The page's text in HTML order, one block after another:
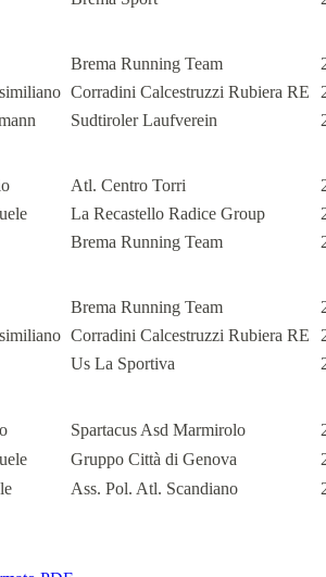
Brema Running Team
Corradini Calcestruzzi Rubiera RE
Sudtiroler Laufverein
Atl. Centro Torri
La Recastello Radice Group
Brema Running Team
Brema Running Team
Corradini Calcestruzzi Rubiera RE
Us La Sportiva
Spartacus Asd Marmirolo
Gruppo Città di Genova
Ass. Pol. Atl. Scandiano